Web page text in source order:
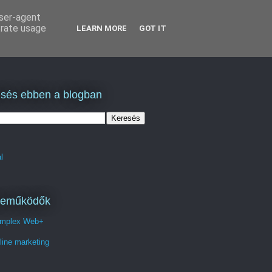
ebben a blogban
Web+
marketing
agent
usage
LEARN MORE GOT IT